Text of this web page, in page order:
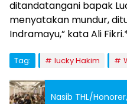
ditandatangani bapak
menyatakan mundur,
Indramayu,” kata Ali
Tag: lucky Hakim
Nasib THL/